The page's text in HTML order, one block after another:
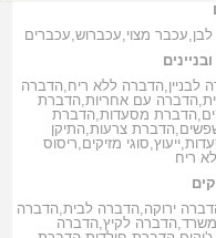
,עכבר מצוי,עכברוש,עכברים
לבניין,הדברה ללא ריח,הדברה
,הדברה עם אחריות,הדברת
,הדברת מסעדות,הדברת
,הדברת צרעות,התיקן
,ייעוץ,סוגי מזיקים,ריסוס
ריח
ירוקה,הדברה לבית,הדברה
,הדברה לקיץ,הדברה